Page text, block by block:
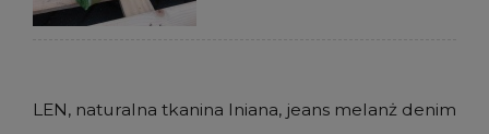
LEN, naturalna tkanina lniana, jeans melanż denim